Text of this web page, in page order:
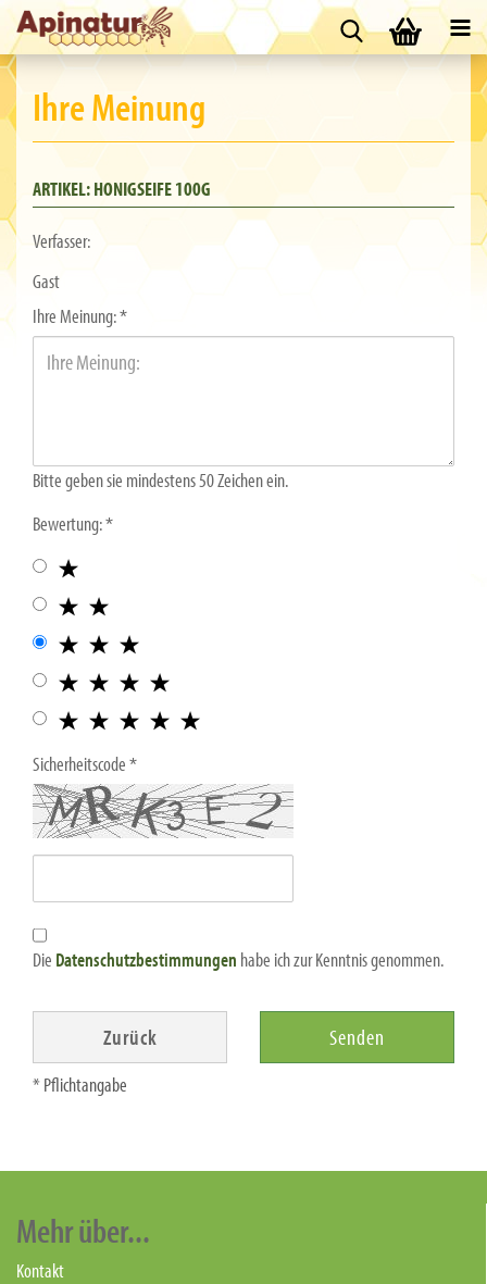
Ihre Meinung
ARTIKEL: HONIGSEIFE 100G
Verfasser:
Gast
Ihre Meinung:
Bitte geben sie mindestens 50 Zeichen ein.
Bewertung:
Sicherheitscode
Die Datenschutzbestimmungen habe ich zur Kenntnis genommen.
Zurück Senden
* Pflichtangabe
Mehr über...
Kontakt